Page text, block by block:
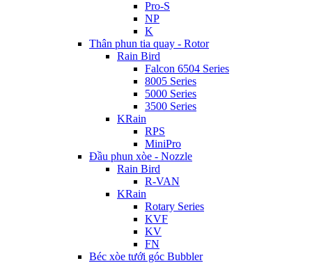
Pro-S
NP
K
Thân phun tia quay - Rotor
Rain Bird
Falcon 6504 Series
8005 Series
5000 Series
3500 Series
KRain
RPS
MiniPro
Đầu phun xòe - Nozzle
Rain Bird
R-VAN
KRain
Rotary Series
KVF
KV
FN
Béc xòe tưới góc Bubbler